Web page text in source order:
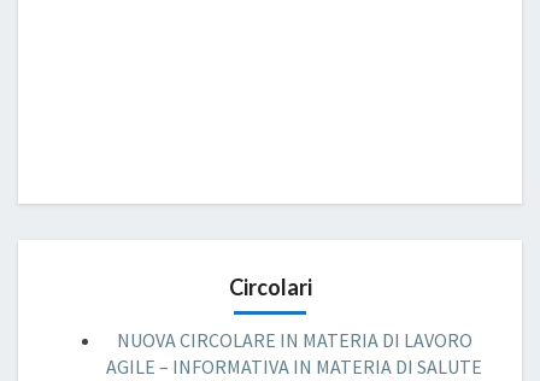
Circolari
NUOVA CIRCOLARE IN MATERIA DI LAVORO
AGILE – INFORMATIVA IN MATERIA DI SALUTE